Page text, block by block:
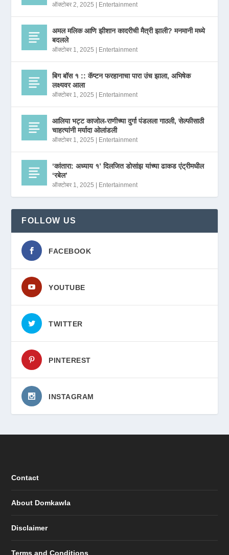
ऑक्टोबर 2, 2025 | Entertainment
अमल मलिक आणि झीशान कादरीची मैत्री झाली? मनमानी मध्ये
बदलले
ऑक्टोबर 1, 2025 | Entertainment
बिग बॉस १ :: कॅप्टन फरहानाचा पारा उंच झाला, अभिषेक
लक्ष्यवर आला
ऑक्टोबर 1, 2025 | Entertainment
आलिया भट्ट काजोल-राणीच्या दुर्गा पंडलला गाठली, सेल्फीसाठी
चाहत्यांनी मर्यादा ओलांडली
ऑक्टोबर 1, 2025 | Entertainment
‘कांतारा: अध्याय १’ दिलजित डोसांझ यांच्या ढाकड एंट्रीमधील
‘रबेल’
ऑक्टोबर 1, 2025 | Entertainment
FOLLOW US
FACEBOOK
YOUTUBE
TWITTER
PINTEREST
INSTAGRAM
Contact
About Domkawla
Disclaimer
Terms and Conditions